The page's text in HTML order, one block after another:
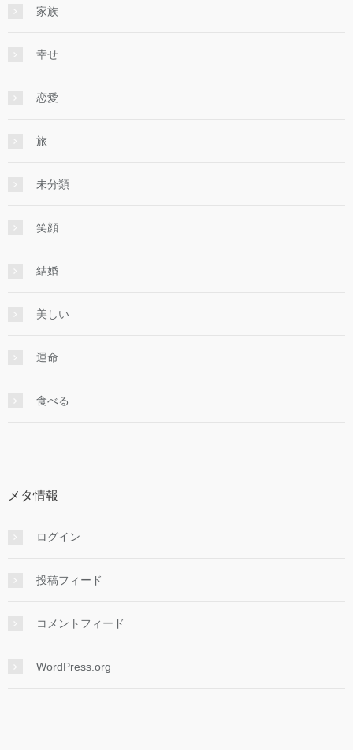
家族
幸せ
恋愛
旅
未分類
笑顔
結婚
美しい
運命
食べる
メタ情報
ログイン
投稿フィード
コメントフィード
WordPress.org